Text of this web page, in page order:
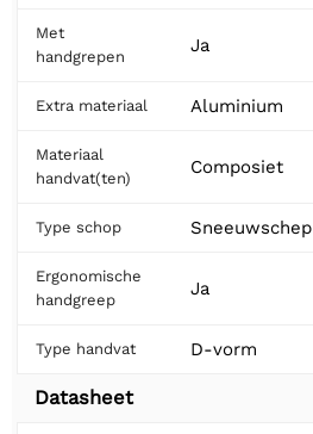
Met
handgrepen
Ja
Extra materiaal Aluminium
Materiaal
handvat(ten)
Composiet
Type schop Sneeuwschep
Ergonomische
handgreep
Ja
Type handvat D-vorm
Datasheet